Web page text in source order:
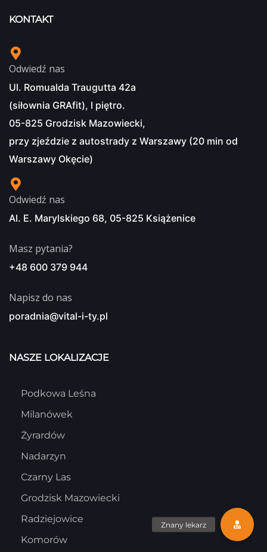
KONTAKT
Odwiedź nas
Ul. Romualda Traugutta 42a
(siłownia GRAfit), I piętro.
05-825 Grodzisk Mazowiecki,
przy zjeździe z autostrady z Warszawy (20 min od
Warszawy Okęcie)
Odwiedź nas
Al. E. Marylskiego 68, 05-825 Książenice
Masz pytania?
+48 600 379 944
Napisz do nas
poradnia@vital-i-ty.pl
NASZE LOKALIZACJE
Podkowa Leśna
Milanówek
Żyrardów
Nadarzyn
Czarny Las
Grodzisk Mazowiecki
Radziejowice
Komorów